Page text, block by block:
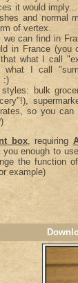
it would
and normal
of vertex.
can find in
in France (you
what I call
what I call
:)
bulk
so you can
box, requiring
enough to
the function
example)